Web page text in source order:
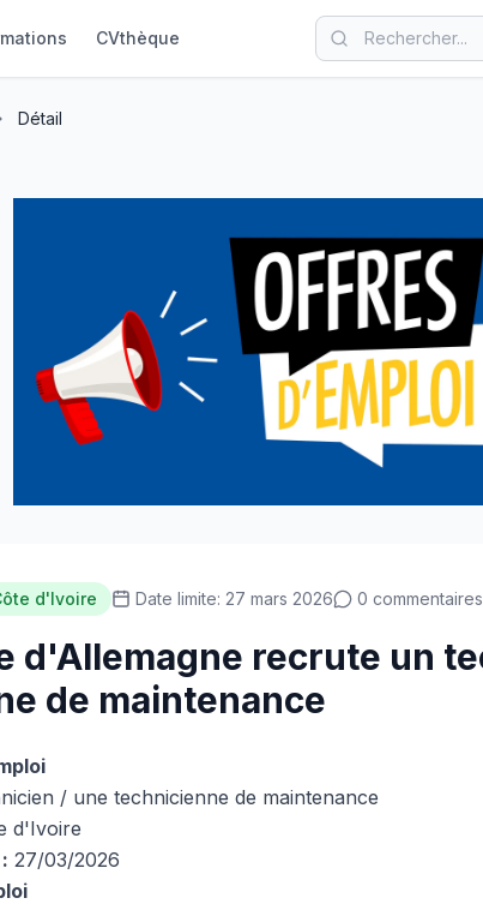
CVthèque
Détail
d'Ivoire Date limite: 27 mars 2026 0 commentaires
d'Allemagne recrute un
de maintenance
/ une technicienne de maintenance
d'Ivoire
27/03/2026